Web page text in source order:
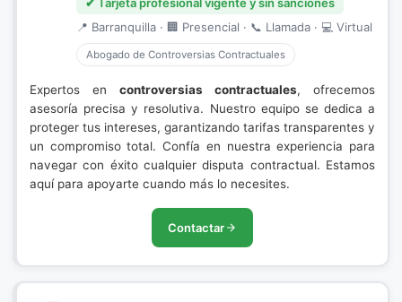
📍 Barranquilla · 🏢 Presencial · 📞 Llamada · 💻 Virtual
Abogado de Controversias Contractuales
Expertos en controversias contractuales, ofrecemos
asesoría precisa y resolutiva. Nuestro equipo se dedica a
proteger tus intereses, garantizando tarifas transparentes y
un compromiso total. Confía en nuestra experiencia para
navegar con éxito cualquier disputa contractual. Estamos
aquí para apoyarte cuando más lo necesites.
Contactar